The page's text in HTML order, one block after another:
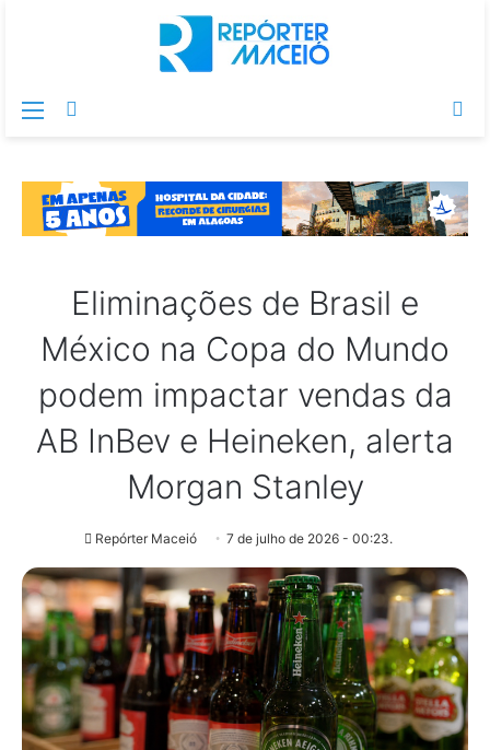
Menu
Eliminações de Brasil e
México na Copa do Mundo
podem impactar vendas da
AB InBev e Heineken, alerta
Morgan Stanley
Repórter Maceió 7 de julho de 2026 - 00:23.